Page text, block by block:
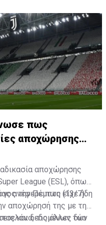
τους.
πως
αποχώρησης
αποχώρησης
League (ESL), όπως
την Πέμπτη (13/7).
ανέφερε πως είχε ήδη
αποχώρησή της με τη
τις άλλες δύο
και δεδομένων των